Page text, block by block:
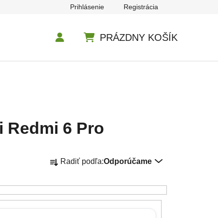
Prihlásenie Registrácia
PRÁZDNY KOŠÍK
Redmi 6 Pro
Radiť podľa:Odporúčame